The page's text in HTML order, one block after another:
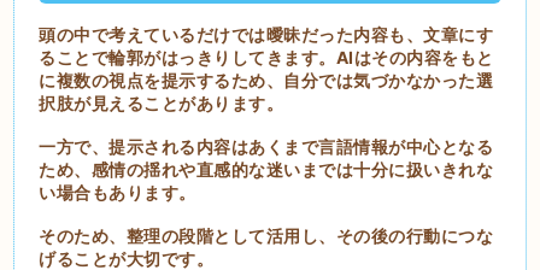
頭の中で考えているだけでは曖昧だった内容も、文章にす
ることで輪郭がはっきりしてきます。AIはその内容をもと
に複数の視点を提示するため、自分では気づかなかった選
択肢が見えることがあります。
一方で、提示される内容はあくまで言語情報が中心となる
ため、感情の揺れや直感的な迷いまでは十分に扱いきれな
い場合もあります。
そのため、整理の段階として活用し、その後の行動につな
げることが大切です。